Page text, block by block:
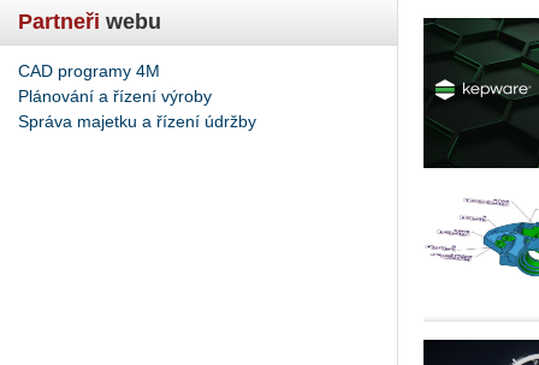
Partneři webu
CAD programy 4M
Plánování a řízení výroby
Správa majetku a řízení údržby